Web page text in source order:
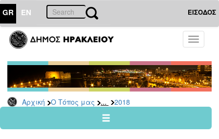
GR EN ΕΙΣΟΔΟΣ
Toggle
Αρχική Ο Τόπος μας ... 2018
ΤΟΠΟΣ
ΜΑΣ
Ανακοινώσεις
Αρχείο
2026
2024